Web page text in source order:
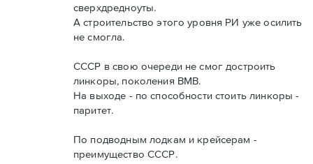
сверхдредноуты.
А строительство этого уровня РИ уже осилить
не смогла.
СССР в свою очереди не смог достроить
линкоры, поколения ВМВ.
На выходе - по способности стоить линкоры -
паритет.
По подводным лодкам и крейсерам -
преимущество СССР.